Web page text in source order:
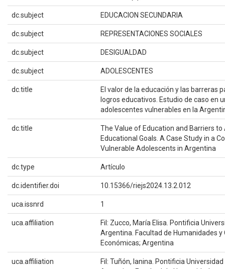
dc.subject EDUCACION SECUNDARIA
dc.subject REPRESENTACIONES SOCIALES
dc.subject DESIGUALDAD
dc.subject ADOLESCENTES
dc.title
El valor de la educación y las barreras
logros educativos. Estudio de caso en
adolescentes vulnerables en la
dc.title
The Value of Education and Barriers to
Educational Goals. A Case Study in a
Vulnerable Adolescents in Argentina
dc.type Artículo
dc.identifier.doi 10.15366/riejs2024.13.2.012
uca.issnrd 1
uca.affiliation
Fil: Zucco, María Elisa. Pontificia
Argentina. Facultad de Humanidades y
Económicas; Argentina
uca.affiliation
Fil: Tuñón, Ianina. Pontificia